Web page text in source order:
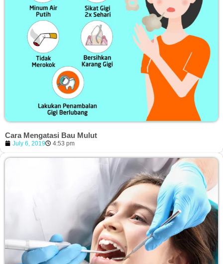
Cara Mengatasi Bau Mulut
July 6, 2019 4:53 pm